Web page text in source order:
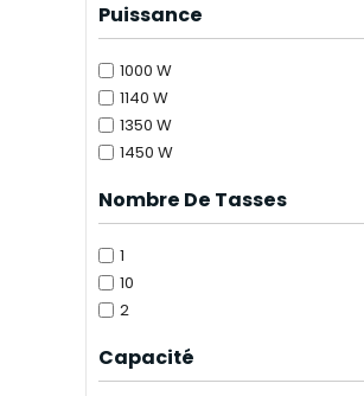
Puissance
1000 W
1140 W
1350 W
1450 W
Nombre De Tasses
1
10
2
Capacité